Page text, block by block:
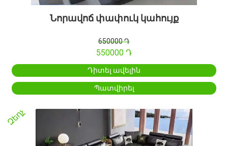
Նորավոճ փափուկ կահույք
650000 Դ
550000 Դ
Դիտել ավելին
Պատվիրել
Զեղչ